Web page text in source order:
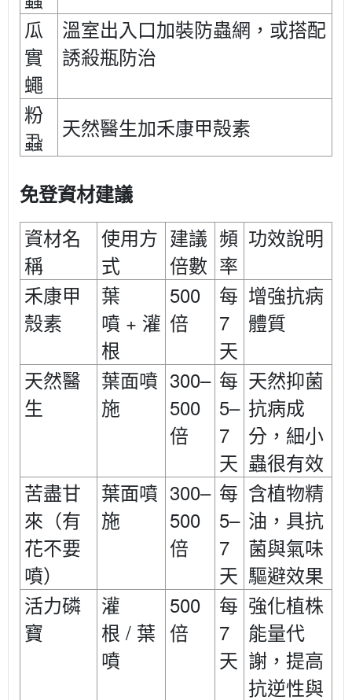
瓜
實
蠅
溫室出入口加裝防蟲網，或搭配
誘殺瓶防治
粉
蝨
天然醫生加禾康甲殻素
免登資材建議
資材名
稱
使用方
式
建議
倍數
頻
率
功效說明
禾康甲
殼素
葉
噴 + 灌
根
500
倍
每
7
天
增強抗病
體質
天然醫
生
葉面噴
施
300–
500
倍
每
5–
7
天
天然抑菌
抗病成
分，細小
蟲很有效
苦盡甘
來（有
花不要
噴）
葉面噴
施
300–
500
倍
每
5–
7
天
含植物精
油，具抗
菌與氣味
驅避效果
活力磷
寶
灌
根 / 葉
噴
500
倍
每
7
天
強化植株
能量代
謝，提高
抗逆性與